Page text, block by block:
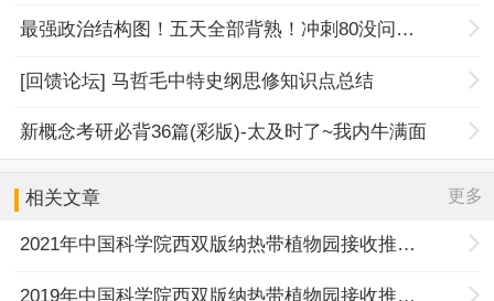
最强政治结构图！五天全部背熟！冲刺80没问题！
[回馈论坛] 马哲毛中特史纲思修知识点总结
新概念考研必背36篇(彩版)-太及时了~我内牛满面
相关文章 更多
2021年中国科学院西双版纳热带植物园接收推荐免试生办法
2019年中国科学院西双版纳热带植物园接收推荐免试生办法